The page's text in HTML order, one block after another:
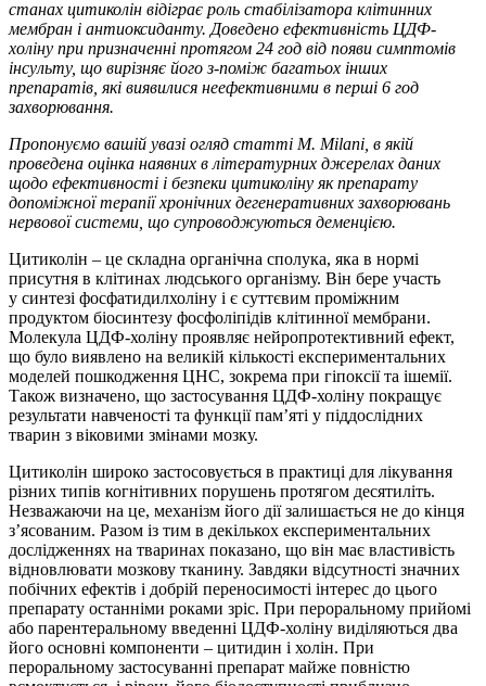
станах цитиколін відіграє роль стабілізатора клітинних
мембран і антиоксиданту. Доведено ефективність ЦДФ-
холіну при призначенні протягом 24 год від появи симптомів
інсульту, що вирізняє його з-поміж багатьох інших
препаратів, які виявилися не­­ефективними в перші 6 год
захворювання.
Пропонуємо вашій увазі огляд статті M. Milani, в якій
проведена оцінка наявних в літературних джерелах даних
щодо ефективності і безпеки цитиколіну як препарату
допоміжної терапії хронічних дегенеративних захворювань
нервової системи, що супроводжуються деменцією.
Цитиколін – це складна органічна сполука, яка в нормі
присутня в клітинах людського організму. Він бере участь
у синтезі фосфатидилхоліну і є суттєвим проміжним
продуктом біосинтезу фосфоліпідів клітинної мембрани.
Молекула ЦДФ-холіну проявляє нейропротективний ефект,
що було виявлено на великій кількості експериментальних
моделей пошкодження ЦНС, зокрема при гіпоксії та ішемії.
Також визначено, що застосування ЦДФ-холіну покращує
результати навченості та функції пам’яті у піддослідних
тварин з віковими змінами мозку.
Цитиколін широко застосовується в практиці для лікування
різних типів когнітивних порушень протягом десятиліть.
Незважаючи на це, механізм його дії залишається не до кінця
з’ясованим. Разом із тим в декількох експериментальних
дослідженнях на тваринах показано, що він має властивість
відновлювати мозкову тканину. Завдяки відсутності значних
побічних ефектів і добрій переносимості інтерес до цього
препарату останніми роками зріс. При пероральному прийомі
або парентеральному введенні ЦДФ-холіну виділяються два
його основні компоненти – цитидин і холін. При
пероральному застосуванні препарат майже повністю